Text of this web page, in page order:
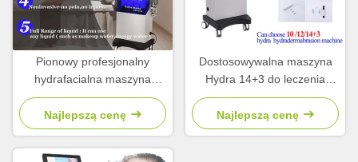
Pionowy profesjonalny
hydrafacialna maszyna
głębokie czyszczenie 14 + 3
hydratacja maszyna twarzy
Najlepszą cenę
Dostosowywalna maszyna
Hydra 14+3 do leczenia
trądziku
Najlepszą cenę